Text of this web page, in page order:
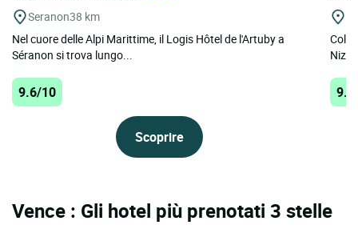
Seranon38 km
Nel cuore delle Alpi Marittime, il Logis Hôtel de l'Artuby a
Séranon si trova lungo...
9.6/10
Scoprire
Vence : Gli hotel più prenotati 3 stelle